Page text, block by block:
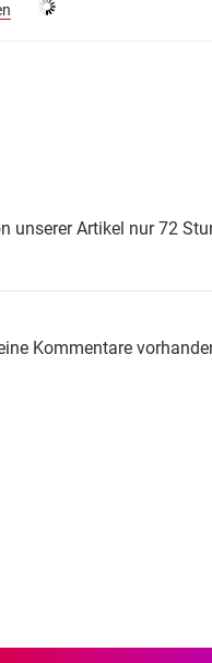
unserer Artikel nur 72
Kommentare